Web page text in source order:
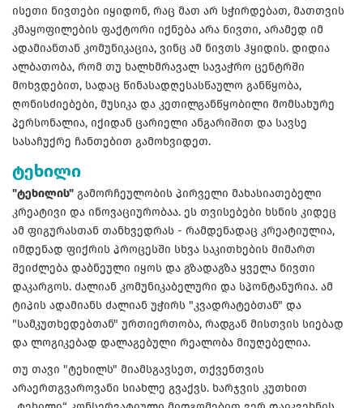
ისეთი ნივთები იყიდონ, რაც მათ არ სჭირდებათ, მათთვის
კმაყოფილების ფაქტორი იქნება არა ნივთი, არამედ იმ
ადამიანთან კომუნიკაცია, ვინც ამ ნივთს ჰყიდის. დიდია
ალბათობა, რომ თუ ხალხმრავალ სავაჭრო ცენტრში
მოხვდებით, სადაც წინასადღესასწაულო განწყობა,
ღონისძიებები, მუსიკა და კეთილგანწყობილი მომსახურე
პერსონალია, იქიდან ცარიელი ანგარიშით და სავსე
სასაჩუქრე ჩანთებით გამოხვიდეთ.
ტეხილი
"ტეხილის" გამორჩეულობის პირველი მახასიათებელი
კრეატივი და ინოვაციურობაა. ეს თვისებები ხსნის კიდეც
ამ ფიგურასთან თანხვედრას - რამდენადაც კრეატიულია,
იმდენად ფიქრის პროცესში სხვა საკითხების მიმართ
შეიძლება დაბნეული იყოს და გზადაგზა ყველა ნივთი
დაკარგოს. ძალიან კომუნიკაბელური და სპონტანურია. ამ
ტიპის ადამიანს ძალიან უჭირს "კვადრატებთან" და
"სამკუთხედებთან" ურთიერთობა, რადგან მისთვის სიებად
და ლოგიკებად დალაგებული რეალობა მიუღებელია.
თუ თავი "ტეხილს" მიამსგავსეთ, თქვენთვის
არაერთგვაროვანი სიახლე გვაქვს. ხარჯვის კუთხით